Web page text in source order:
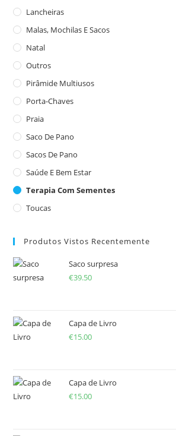
Lancheiras
Malas, Mochilas E Sacos
Natal
Outros
Pirâmide Multiusos
Porta-Chaves
Praia
Saco De Pano
Sacos De Pano
Saúde E Bem Estar
Terapia Com Sementes
Toucas
Produtos Vistos Recentemente
Saco surpresa
€39.50
Capa de Livro
€15.00
Capa de Livro
€15.00